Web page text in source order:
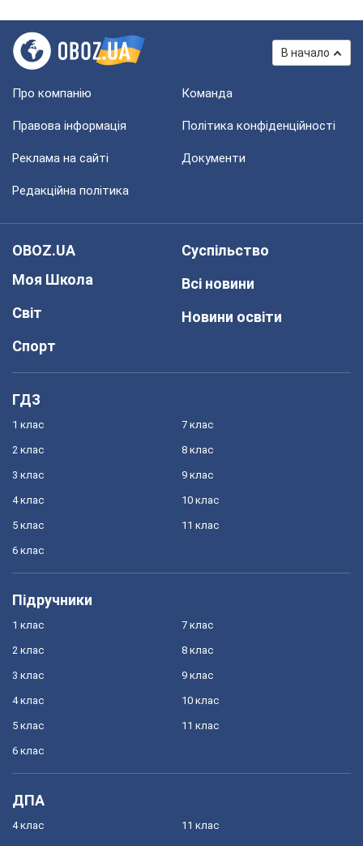
В начало
Про компанію Команда
Правова інформація Політика конфіденційності
Реклама на сайті Документи
Редакційна політика
OBOZ.UA
Моя Школа
Світ
Спорт
Суспільство
Всі новини
Новини освіти
ГДЗ
1 клас
2 клас
3 клас
4 клас
5 клас
6 клас
7 клас
8 клас
9 клас
10 клас
11 клас
Підручники
1 клас
2 клас
3 клас
4 клас
5 клас
6 клас
7 клас
8 клас
9 клас
10 клас
11 клас
ДПА
4 клас 11 клас